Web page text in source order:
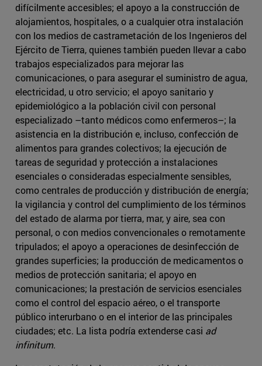
difícilmente accesibles; el apoyo a la construcción de
alojamientos, hospitales, o a cualquier otra instalación
con los medios de castrametación de los Ingenieros del
Ejército de Tierra, quienes también pueden llevar a cabo
trabajos especializados para mejorar las
comunicaciones, o para asegurar el suministro de agua,
electricidad, u otro servicio; el apoyo sanitario y
epidemiológico a la población civil con personal
especializado –tanto médicos como enfermeros–; la
asistencia en la distribución e, incluso, confección de
alimentos para grandes colectivos; la ejecución de
tareas de seguridad y protección a instalaciones
esenciales o consideradas especialmente sensibles,
como centrales de producción y distribución de energía;
la vigilancia y control del cumplimiento de los términos
del estado de alarma por tierra, mar, y aire, sea con
personal, o con medios convencionales o remotamente
tripulados; el apoyo a operaciones de desinfección de
grandes superficies; la producción de medicamentos o
medios de protección sanitaria; el apoyo en
comunicaciones; la prestación de servicios esenciales
como el control del espacio aéreo, o el transporte
público interurbano o en el interior de las principales
ciudades; etc. La lista podría extenderse casi ad
infinitum.